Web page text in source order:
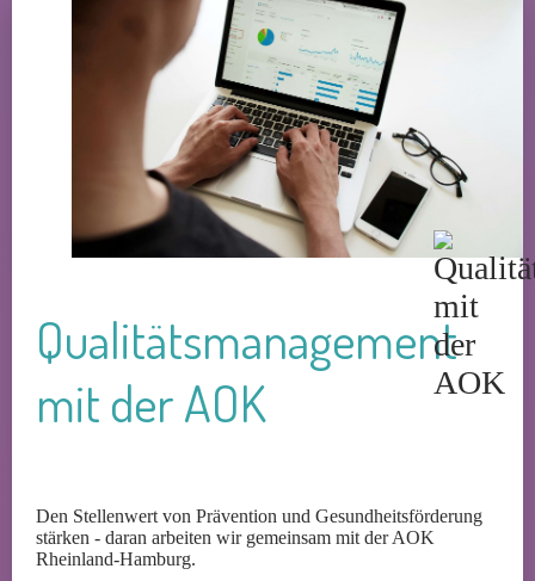
Qualitätsmanagement
mit der AOK
Den Stellenwert von Prävention und Gesundheitsförderung
stärken - daran arbeiten wir gemeinsam mit der AOK
Rheinland-Hamburg.